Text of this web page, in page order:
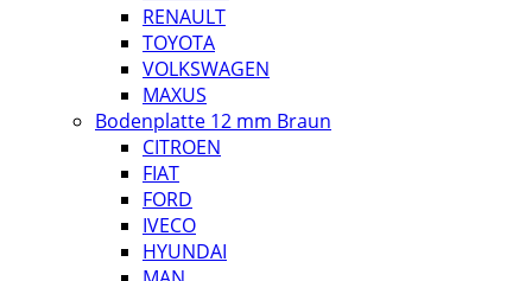
RENAULT
TOYOTA
VOLKSWAGEN
MAXUS
Bodenplatte 12 mm Braun
CITROEN
FIAT
FORD
IVECO
HYUNDAI